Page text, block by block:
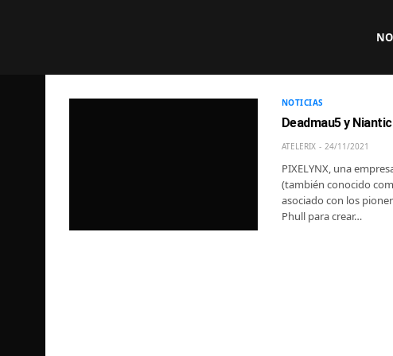
NOTICIAS
Deadmau5 y
ATELERIX 24/11/2021
PIXELYNX, una
(también conocido
asociado con los
Phull para crear…